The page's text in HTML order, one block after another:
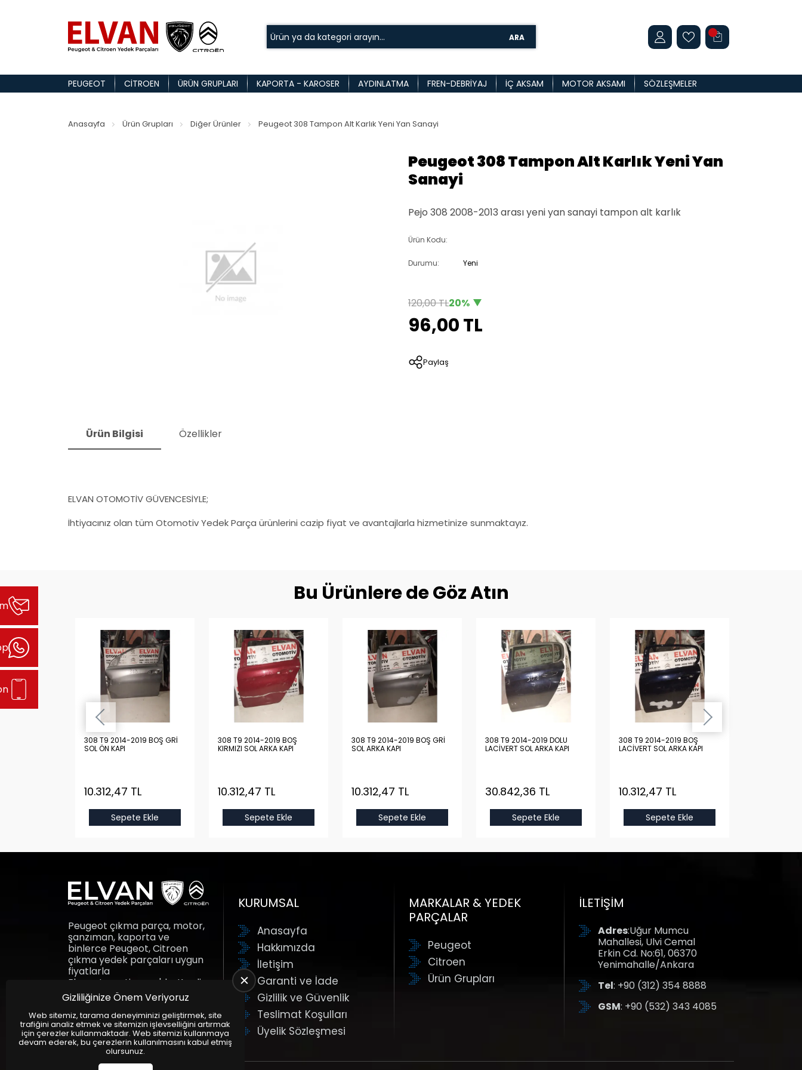
ARA
PEUGEOT CITROEN ÜRÜN GRUPLARI KAPORTA - KAROSER AYDINLATMA FREN-DEBRIYAJ İÇ AKSAM MOTOR AKSAMI SÖZLEŞMELER
Anasayfa Ürün Grupları Diğer Ürünler Peugeot 308 Tampon Alt Karlık Yeni Yan Sanayi
Peugeot 308 Tampon Alt Karlık Yeni Yan
Sanayi
Pejo 308 2008-2013 arası yeni yan sanayi tampon alt karlık
Ürün Kodu:
Durumu: Yeni
120,00 TL20%
96,00 TL
Paylaş
Ürün Bilgisi Özellikler
ELVAN OTOMOTİV GÜVENCESİYLE;
İhtiyacınız olan tüm Otomotiv Yedek Parça ürünlerini cazip fiyat ve avantajlarla hizmetinize sunmaktayız.
Bu Ürünlere de Göz Atın
308 T9 2014-2019 BOŞ GRİ
SOL ÖN KAPI
10.312,47 TL
Sepete Ekle
308 T9 2014-2019 BOŞ
KIRMIZI SOL ARKA KAPI
10.312,47 TL
Sepete Ekle
308 T9 2014-2019 BOŞ GRİ
SOL ARKA KAPI
10.312,47 TL
Sepete Ekle
308 T9 2014-2019 DOLU
LACİVERT SOL ARKA KAPI
30.842,36 TL
Sepete Ekle
308 T9 2014-2019 BOŞ
LACİVERT SOL ARKA KAPI
10.312,47 TL
Sepete Ekle
Peugeot çıkma parça, motor,
şanzıman, kaporta ve
binlerce Peugeot, Citroen
çıkma yedek parçaları uygun
fiyatlarla
Elvanotomotiv.com'da. Kredi
kartına taksit fırsatı ile yedek
parçalar adresine gelsin.
Elvan Otomotiv.
KURUMSAL
Anasayfa
Hakkımızda
İletişim
Garanti ve İade
Gizlilik ve Güvenlik
Teslimat Koşulları
Üyelik Sözleşmesi
MARKALAR & YEDEK
PARÇALAR
Peugeot
Citroen
Ürün Grupları
İLETIŞIM
Adres:Uğur Mumcu
Mahallesi, Ulvi Cemal
Erkin Cd. No:61, 06370
Yenimahalle/Ankara
Tel: +90 (312) 354 8888
GSM: +90 (532) 343 4085
Gizliliğinize Önem Veriyoruz
Web sitemiz, tarama deneyiminizi geliştirmek, site
trafiğini analiz etmek ve sitemizin işlevselliğini artırmak
için çerezler kullanmaktadır. Web sitemizi kullanmaya
devam ederek, bu çerezlerin kullanılmasını kabul etmiş
olursunuz.